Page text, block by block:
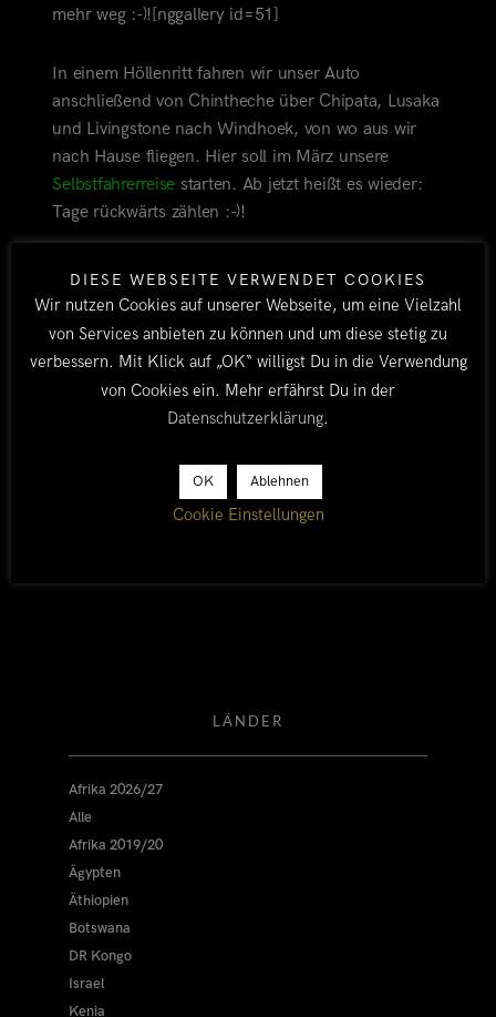
mehr weg :-)![nggallery id=51]
In einem Höllenritt fahren wir unser Auto
anschließend von Chintheche über Chipata, Lusaka
und Livingstone nach Windhoek, von wo aus wir
nach Hause fliegen. Hier soll im März unsere
Selbstfahrerreise starten. Ab jetzt heißt es wieder:
Tage rückwärts zählen :-)!
Inzwischen haben wir übrigens einige unserer
Fotogalerien aktualisiert.Hierfindet Ihr Updates der
LänderSambia,Malawi undBotswana(Botswana ist
noch ein Nachtrag unserer Reise im Dezember
SUNGA MOYO MALAWI MALAWISEE
CHINTHECHE
LÄNDER
Afrika 2026/27
Alle
Afrika 2019/20
Ägypten
Äthiopien
Botswana
DR Kongo
Israel
Kenia
DIESE WEBSEITE VERWENDET COOKIES
Wir nutzen Cookies auf unserer Webseite, um eine Vielzahl
von Services anbieten zu können und um diese stetig zu
verbessern. Mit Klick auf „OK“ willigst Du in die Verwendung
von Cookies ein. Mehr erfährst Du in der
Datenschutzerklärung.
OK Ablehnen
Cookie Einstellungen